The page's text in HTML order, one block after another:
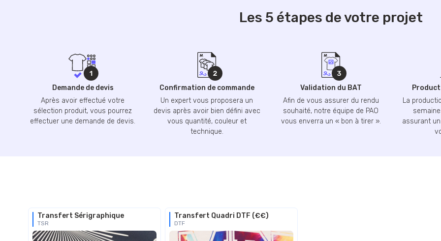
Les 5 étapes de votre projet
Demande de devis
Après avoir effectué votre
sélection produit, vous pourrez
effectuer une demande de devis.
Confirmation de commande
Un expert vous proposera un
devis après avoir bien défini avec
vous quantité, couleur et
technique.
Validation du BAT
Afin de vous assurer du rendu
souhaité, notre équipe de PAO
vous enverra un « bon à tirer ».
La
assurant
Transfert Sérigraphique
TSR
Transfert Quadri DTF (€€)
DTF